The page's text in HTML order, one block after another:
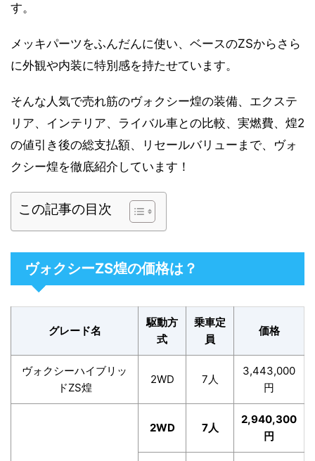
す。
メッキパーツをふんだんに使い、ベースのZSからさら
に外観や内装に特別感を持たせています。
そんな人気で売れ筋のヴォクシー煌の装備、エクステ
リア、インテリア、ライバル車との比較、実燃費、煌2
の値引き後の総支払額、リセールバリューまで、ヴォ
クシー煌を徹底紹介しています！
この記事の目次
ヴォクシーZS煌の価格は？
グレード名
駆動方
式
乗車定
員
価格
ヴォクシーハイブリッ
ドZS煌
2WD 7人
3,443,000
円
2WD 7人
2,940,300
円